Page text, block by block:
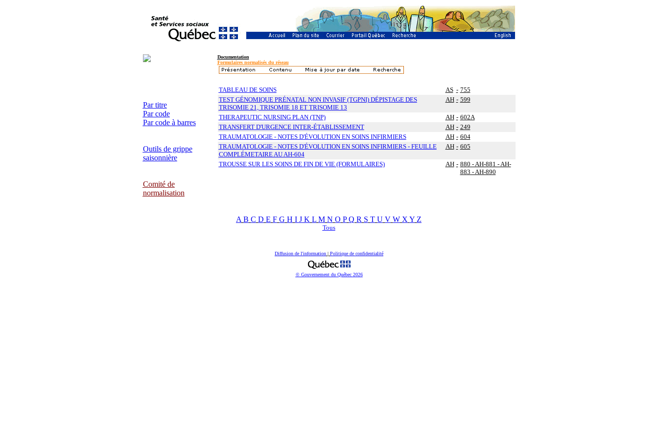
Documentation
Formulaires normalisés du réseau
Par titre
Par code
Par code à barres
Outils de grippe
saisonnière
Comité de
normalisation
TABLEAU DE SOINS AS - 755
TEST GÉNOMIQUE PRÉNATAL NON INVASIF (TGPNI) DÉPISTAGE DES
TRISOMIE 21, TRISOMIE 18 ET TRISOMIE 13
AH - 599
THERAPEUTIC NURSING PLAN (TNP) AH - 602A
TRANSFERT D'URGENCE INTER-ÉTABLISSEMENT
AH - 249
TRAUMATOLOGIE - NOTES D'ÉVOLUTION EN SOINS INFIRMIERS
AH - 604
TRAUMATOLOGIE - NOTES D'ÉVOLUTION EN SOINS INFIRMIERS - FEUILLE
COMPLÉMETAIRE AU AH-604
AH - 605
TROUSSE SUR LES SOINS DE FIN DE VIE (FORMULAIRES) AH - 880 - AH-881 - AH-
883 - AH-890
A B C D E F G H I J K L M N O P Q R S T U V W X Y Z
Tous
Diffusion de l'information | Politique de confidentialité
© Gouvernement du Québec 2026